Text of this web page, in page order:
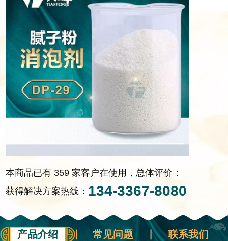
本商品已有 359 家客户在使用，总体评价：
获得解决方案热线： 134-3367-8080
产品介绍 常见问题 联系我们